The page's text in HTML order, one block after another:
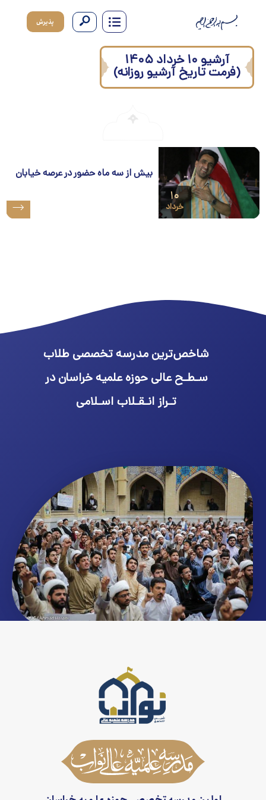
آرشیو ۱۰ خرداد ۱۴۰۵
(فرمت تاریخ آرشیو روزانه)
۱۰
خرداد
بیش از سه ماه حضور در عرصه خیابان
شاخص‌ترین مدرسه تخصصی طلاب
سـطـح عالی حوزه علمیه خراسان در
تـراز انـقـلاب اسـلامی